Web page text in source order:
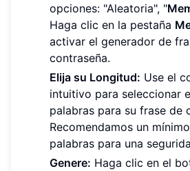
opciones: "Aleatoria", "
Haga clic en la pestaña
activar el generador de
contraseña.
Elija su Longitud: Use el
intuitivo para seleccionar
palabras para su frase de
Recomendamos un
palabras para una
Genere: Haga clic en el